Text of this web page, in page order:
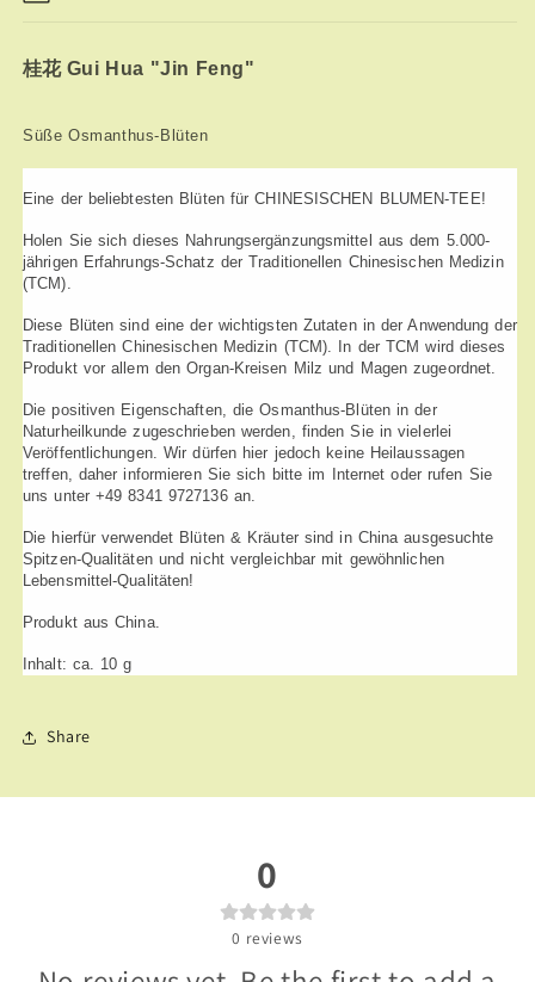
桂花Gui Hua "Jin Feng"
Süße Osmanthus-Blüten
Eine der beliebtesten Blüten für CHINESISCHEN BLUMEN-TEE!
Holen Sie sich dieses Nahrungsergänzungsmittel aus dem 5.000-
jährigen Erfahrungs-Schatz der Traditionellen Chinesischen Medizin
(TCM).
Diese Blüten sind eine der wichtigsten Zutaten in der Anwendung der
Traditionellen Chinesischen Medizin (TCM). In der TCM wird dieses
Produkt vor allem den Organ-Kreisen Milz und Magen zugeordnet.
Die positiven Eigenschaften, die Osmanthus-Blüten in der
Naturheilkunde zugeschrieben werden, finden Sie in vielerlei
Veröffentlichungen. Wir dürfen hier jedoch keine Heilaussagen
treffen, daher informieren Sie sich bitte im Internet oder rufen Sie
uns unter +49 8341 9727136 an.
Die hierfür verwendet Blüten & Kräuter sind in China ausgesuchte
Spitzen-Qualitäten und nicht vergleichbar mit gewöhnlichen
Lebensmittel-Qualitäten!
Produkt aus China.
Inhalt: ca. 10 g
Share
0
0 reviews